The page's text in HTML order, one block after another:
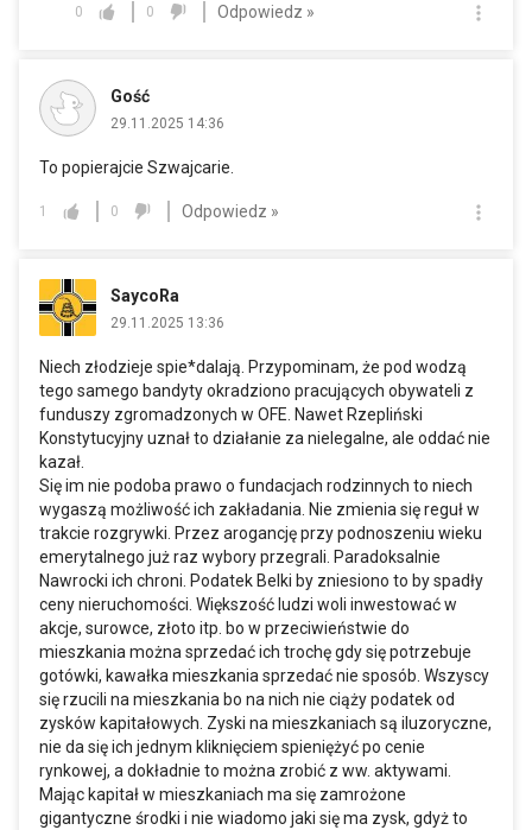
0 0 Odpowiedz »
Gość
29.11.2025 14:36
To popierajcie Szwajcarie.
1 0 Odpowiedz »
SaycoRa
29.11.2025 13:36
Niech złodzieje spie*dalają. Przypominam, że pod wodzą
tego samego bandyty okradziono pracujących obywateli z
funduszy zgromadzonych w OFE. Nawet Rzepliński
Konstytucyjny uznał to działanie za nielegalne, ale oddać nie
kazał.
Się im nie podoba prawo o fundacjach rodzinnych to niech
wygaszą możliwość ich zakładania. Nie zmienia się reguł w
trakcie rozgrywki. Przez arogancję przy podnoszeniu wieku
emerytalnego już raz wybory przegrali. Paradoksalnie
Nawrocki ich chroni. Podatek Belki by zniesiono to by spadły
ceny nieruchomości. Większość ludzi woli inwestować w
akcje, surowce, złoto itp. bo w przeciwieństwie do
mieszkania można sprzedać ich trochę gdy się potrzebuje
gotówki, kawałka mieszkania sprzedać nie sposób. Wszyscy
się rzucili na mieszkania bo na nich nie ciąży podatek od
zysków kapitałowych. Zyski na mieszkaniach są iluzoryczne,
nie da się ich jednym kliknięciem spieniężyć po cenie
rynkowej, a dokładnie to można zrobić z ww. aktywami.
Mając kapitał w mieszkaniach ma się zamrożone
gigantyczne środki i nie wiadomo jaki się ma zysk, gdyż to